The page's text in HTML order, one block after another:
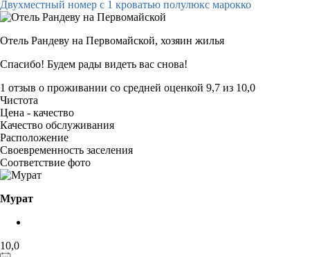
Двухместный номер с 1 кроватью полулюкс марокко
Отель Рандеву на Первомайской, хозяин жилья
Спасибо! Будем рады видеть вас снова!
1 отзыв о проживании со средней оценкой 9,7 из 10,0
Чистота
Цена - качество
Качество обслуживания
Расположение
Своевременность заселения
Соответствие фото
Мурат
10,0